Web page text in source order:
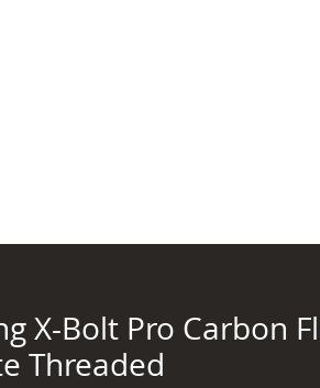
X-Bolt Pro Carbon
Threaded